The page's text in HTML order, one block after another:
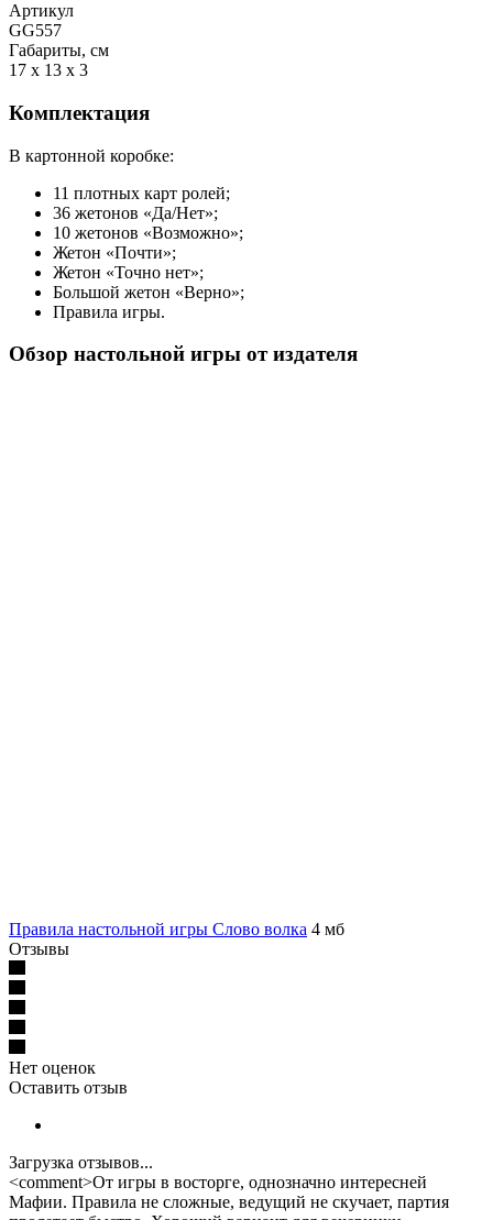
Артикул
GG557
Габариты, см
17 x 13 x 3
Комплектация
В картонной коробке:
11 плотных карт ролей;
36 жетонов «Да/Нет»;
10 жетонов «Возможно»;
Жетон «Почти»;
Жетон «Точно нет»;
Большой жетон «Верно»;
Правила игры.
Обзор настольной игры от издателя
Правила настольной игры Слово волка 4 мб
Отзывы
Нет оценок
Оставить отзыв
Загрузка отзывов...
<comment>От игры в восторге, однозначно интересней
Мафии. Правила не сложные, ведущий не скучает, партия